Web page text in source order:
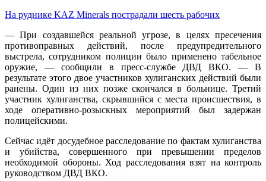
На руднике KAZ Minerals пострадали шесть рабочих
— При создавшейся реальной угрозе, в целях пресечения
противоправных действий, после предупредительного
выстрела, сотрудником полиции было применено табельное
оружие, — сообщили в пресс-службе ДВД ВКО. — В
результате этого двое участников хулиганских действий были
ранены. Один из них позже скончался в больнице. Третий
участник хулиганства, скрывшийся с места происшествия, в
ходе оперативно-розыскных мероприятий был задержан
полицейскими.
Сейчас идёт досудебное расследование по фактам хулиганства
и убийства, совершенного при превышении пределов
необходимой обороны. Ход расследования взят на контроль
руководством ДВД ВКО.